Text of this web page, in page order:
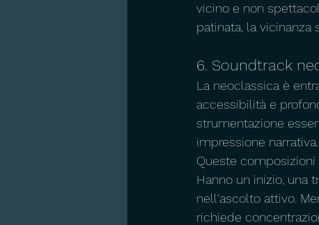
vicino e non
patinata, la vicinanza
6. Soundtrack
La neoclassica è
accessibilità e
strumentazione
impressione narrativa.
Queste composizioni
Hanno un inizio, una
nell'ascolto attivo.
richiede